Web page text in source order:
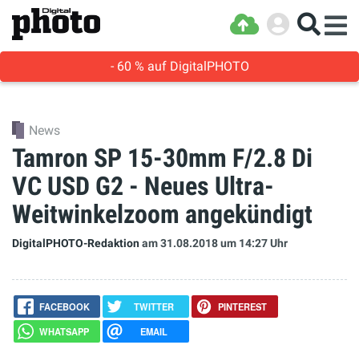
- 60 % auf DigitalPHOTO
News
Tamron SP 15-30mm F/2.8 Di
VC USD G2 - Neues Ultra-
Weitwinkelzoom angekündigt
DigitalPHOTO-Redaktionam 31.08.2018um 14:27 Uhr
FACEBOOK TWITTER
PINTEREST
WHATSAPP
EMAIL